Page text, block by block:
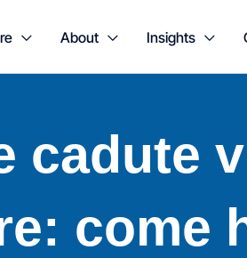
About Insights
cadute
come